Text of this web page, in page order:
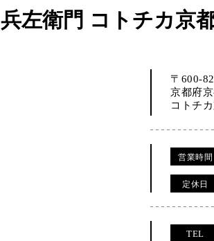
兵左衛門 コトチカ京
〒600-
京都府
コトチ
営業時間
定休日
TEL